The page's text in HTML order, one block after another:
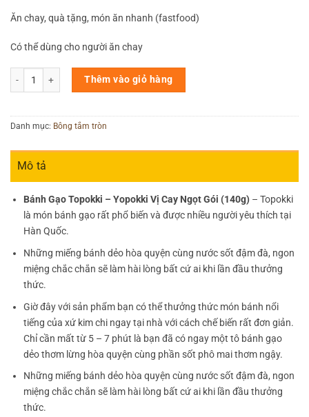
Ăn chay, quà tặng, món ăn nhanh (fastfood)
Có thể dùng cho người ăn chay
Đang phát triển... số lượng
Thêm vào giỏ hàng
Danh mục: Bông tắm tròn
Mô tả
Bánh Gạo Topokki – Yopokki Vị Cay Ngọt Gói (140g) – Topokki
là món bánh gạo rất phổ biến và được nhiều người yêu thích tại
Hàn Quốc.
Những miếng bánh dẻo hòa quyện cùng nước sốt đậm đà, ngon
miệng chắc chắn sẽ làm hài lòng bất cứ ai khi lần đầu thưởng
thức.
Giờ đây với sản phẩm bạn có thể thưởng thức món bánh nổi
tiếng của xứ kim chi ngay tại nhà với cách chế biến rất đơn giản.
Chỉ cần mất từ 5 – 7 phút là bạn đã có ngay một tô bánh gạo
dẻo thơm lừng hòa quyện cùng phần sốt phô mai thơm ngậy.
Những miếng bánh dẻo hòa quyện cùng nước sốt đậm đà, ngon
miệng chắc chắn sẽ làm hài lòng bất cứ ai khi lần đầu thưởng
thức.